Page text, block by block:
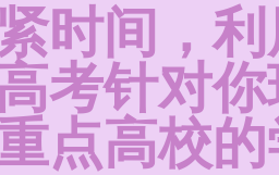
时间，
考针对
点高校